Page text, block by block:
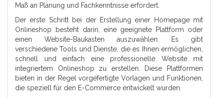
Maß an Planung und Fachkenntnisse erfordert.
Der erste Schritt bei der Erstellung einer Homepage mit
Onlineshop besteht darin, eine geeignete Plattform oder
einen Website-Baukasten auszuwählen. Es gibt
verschiedene Tools und Dienste, die es Ihnen ermöglichen,
schnell und einfach eine professionelle Website mit
integriertem Onlineshop zu erstellen. Diese Plattformen
bieten in der Regel vorgefertigte Vorlagen und Funktionen,
die speziell für den E-Commerce entwickelt wurden.